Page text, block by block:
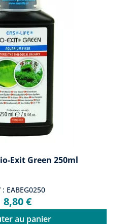
Exit Green 250ml
: EABEG0250
8,80 €
au panier